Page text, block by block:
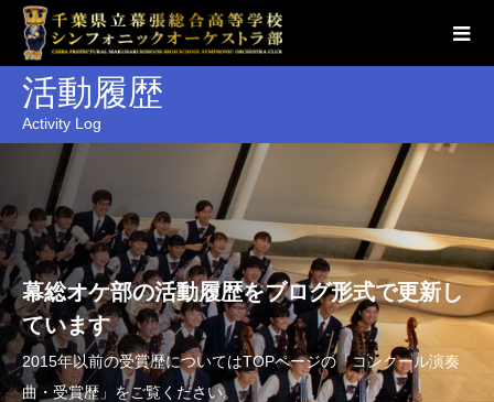
活動履歴
Activity Log
幕総オケ部の活動履歴をブログ形式で更新し
ています
2015年以前の受賞歴についてはTOPページの「コンクール演奏
曲・受賞歴」をご覧ください。